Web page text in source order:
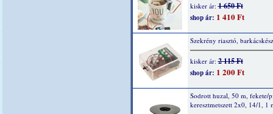
kisker ár:1 650 Ft
shop ár: 1 410 Ft
Szekrény riasztó,
kisker ár:2 115 Ft
shop ár: 1 200 Ft
Sodrott huzal, 50 m, fekete/
keresztmetszett 2x0, 14/1, 1